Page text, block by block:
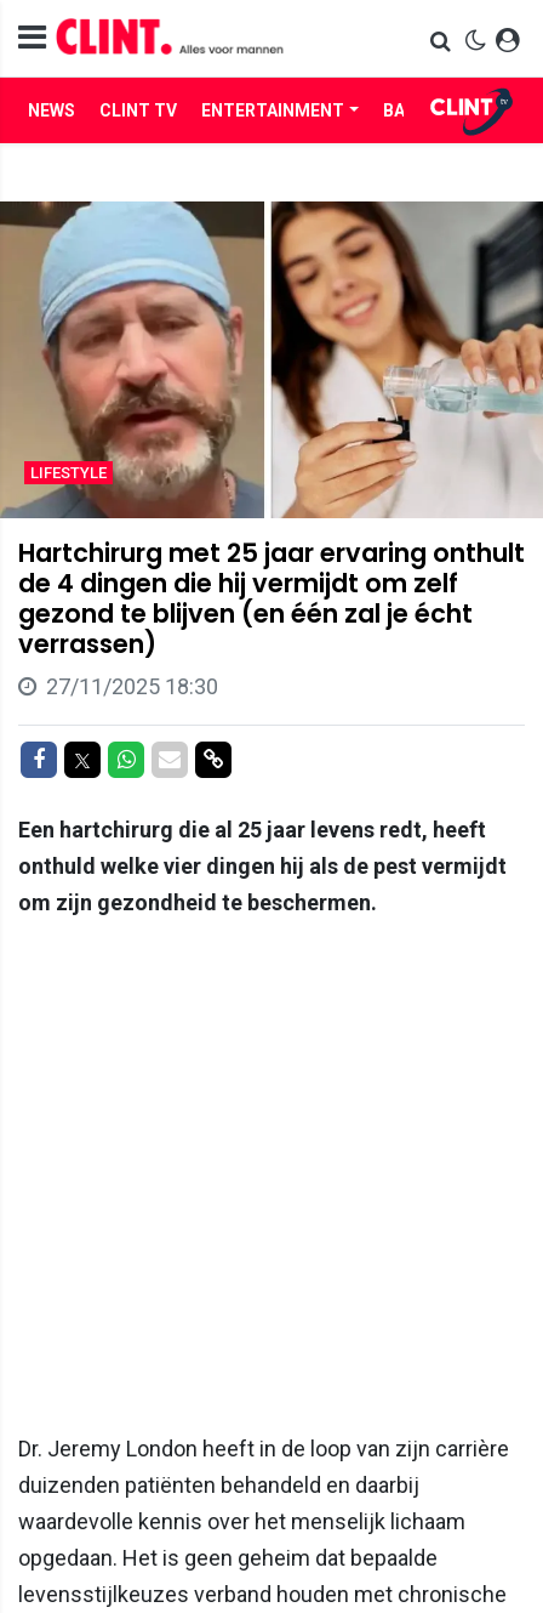
NEWS CLINT TV ENTERTAINMENT BABES LIFE
LIFESTYLE
Hartchirurg met 25 jaar ervaring onthult
de 4 dingen die hij vermijdt om zelf
gezond te blijven (en één zal je écht
verrassen)
27/11/2025 18:30
Delen op Facebook
Delen op Twitter
Delen op Whatsapp
Delen via Mail
Delen via link
Een hartchirurg die al 25 jaar levens redt, heeft
onthuld welke vier dingen hij als de pest vermijdt
om zijn gezondheid te beschermen.
Dr. Jeremy London heeft in de loop van zijn carrière
duizenden patiënten behandeld en daarbij
waardevolle kennis over het menselijk lichaam
opgedaan. Het is geen geheim dat bepaalde
levensstijlkeuzes verband houden met chronische